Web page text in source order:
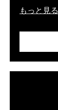
もっと見る